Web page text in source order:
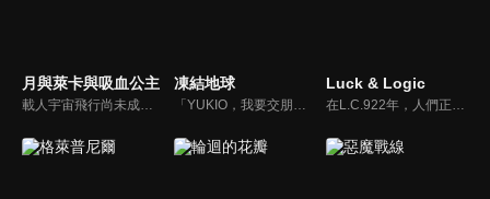
月與萊卡與吸血公主
載人宇宙飛行尚未成功的時代。基尼特拉共和國聯邦的最高指導者發起用火箭送人類上太空的計畫。背地裡則暗中進行著「諾斯菲拉特計畫」──在測試飛行中使用吸血鬼當人類的替身。在保密行政區裡接受訓練的太空人培訓生列夫，高層命令他負責監視被選為實驗對象的吸血鬼少女伊琳娜。
凍結地球
「YUKIO，我要交朋友。」怕生的少年——鐵男，唯一的朋友是巨大機器人〈YUKIO〉。他們是迎擊自宇宙襲來的銀河怪獸的「救世主」。在賭上人類存亡的最終決戰結束後，經過了10年……。回到地球的鐵男所看見的，是被冰雪覆蓋的大地「凍結地球」！在面目全非的景色中，鐵男懷抱著和YUKIO的「約定」，邁向了未知的世界——。
Luck & Logic
在L.C.922年，人們正在面對空前的危機。在神話世界中戰敗的魔神為了在地上尋求新的安居之所而向人類襲來。警察特殊機關阿爾卡（ALCA）旗下年輕的盟約者被強制與擁有特殊能力的異世界女神合體，並進而投身戰場之中。世界的未來被託付到年輕的定理者天生的「運氣Luck」與「邏輯Logic」之上。